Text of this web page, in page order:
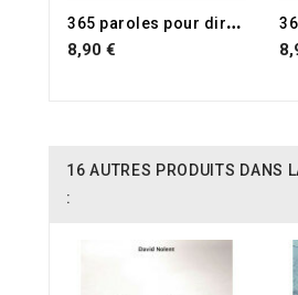
3
65 paroles pour dire bonjour à la joie
8,90 €
16 AUTRES PRODUITS DANS
: